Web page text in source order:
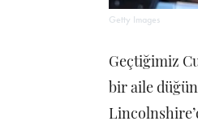
Getty Images
Geçtiğimiz
bir aile